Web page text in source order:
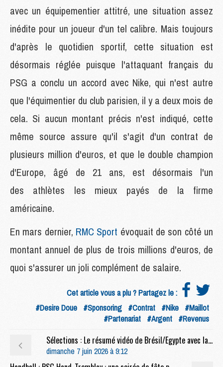
avec un équipementier attitré, une situation assez
inédite pour un joueur d'un tel calibre. Mais toujours
d'après le quotidien sportif, cette situation est
désormais réglée puisque l'attaquant français du
PSG a conclu un accord avec Nike, qui n'est autre
que l'équimentier du club parisien, il y a deux mois de
cela. Si aucun montant précis n'est indiqué, cette
même source assure qu'il s'agit d'un contrat de
plusieurs million d'euros, et que le double champion
d'Europe, âgé de 21 ans, est désormais l'un
des athlètes les mieux payés de la firme
américaine.
En mars dernier, RMC Sport évoquait de son côté un
montant annuel de plus de trois millions d'euros, de
quoi s'assurer un joli complément de salaire.
Cet article vous a plu ? Partagez le :
#Desire Doue #Sponsoring #Contrat #Nike #Maillot
#Partenariat #Argent #Revenus
Sélections : Le résumé vidéo de Brésil/Egypte avec la boulette de Marquinhos
dimanche 7 juin 2026 à 9:12